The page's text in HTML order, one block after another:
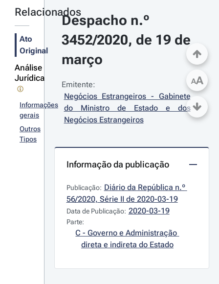
Relacionados
Ato
Original
Análise
Jurídica
Informações
gerais
Outros
Tipos
Despacho n.º
3452/2020, de 19 de
março
Emitente:
Negócios Estrangeiros - Gabinete
do Ministro de Estado e dos
Negócios Estrangeiros
Informação da publicação
Publicação: Diário da República n.º
56/2020, Série II de 2020-03-19
Data de Publicação: 2020-03-19
Parte:
C - Governo e Administração
direta e indireta do Estado
AA